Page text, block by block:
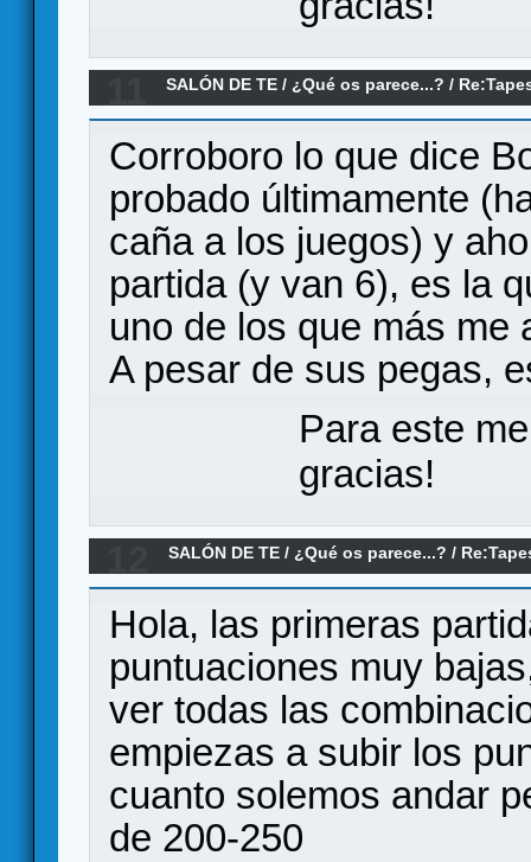
SALÓN DE TE / ¿Qué os parece...? /
Corroboro lo que dice
probado últimamente
caña a los juegos) y
partida (y van 6), es la
uno de los que más me
A pesar de sus pegas,
Para este
gracias!
SALÓN DE TE / ¿Qué os parece...? /
Hola, las primeras
puntuaciones muy
ver todas las
empiezas a subir los
cuanto solemos andar
de 200-250